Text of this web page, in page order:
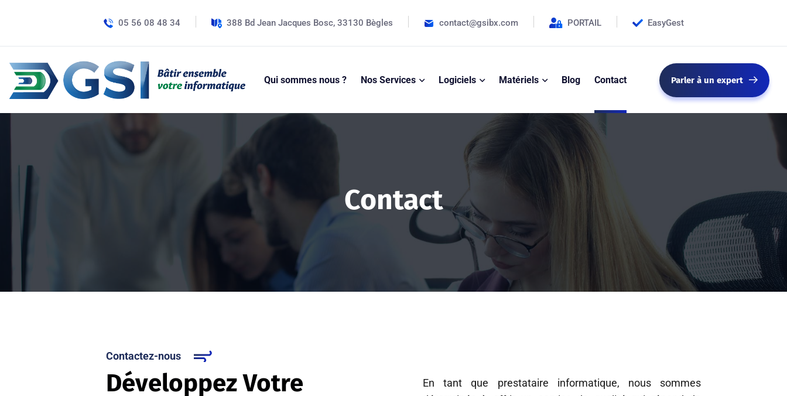
05 56 08 48 34 388 Bd Jean Jacques Bosc, 33130 Bègles contact@gsibx.com PORTAIL EasyGest
Qui sommes nous ? Nos Services Logiciels Matériels Blog Contact Parler à un expert
Contact
Contactez-nous
Développez Votre
En tant que prestataire informatique, nous sommes